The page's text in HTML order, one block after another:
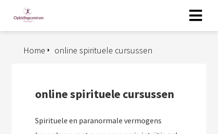
online spirituele cursussen
Home
online spirituele cursussen
Spirituele en paranormale vermogens